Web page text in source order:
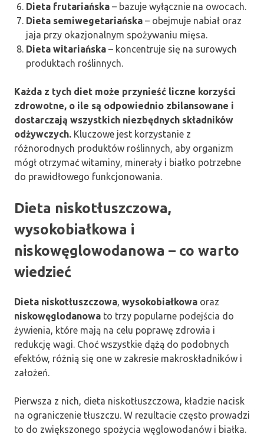
Dieta frutariańska – bazuje wyłącznie na owocach.
Dieta semiwegetariańska – obejmuje nabiał oraz
jaja przy okazjonalnym spożywaniu mięsa.
Dieta witariańska – koncentruje się na surowych
produktach roślinnych.
Każda z tych diet może przynieść liczne korzyści
zdrowotne, o ile są odpowiednio zbilansowane i
dostarczają wszystkich niezbędnych składników
odżywczych. Kluczowe jest korzystanie z
różnorodnych produktów roślinnych, aby organizm
mógł otrzymać witaminy, minerały i białko potrzebne
do prawidłowego funkcjonowania.
Dieta niskotłuszczowa,
wysokobiałkowa i
niskowęglowodanowa – co warto
wiedzieć
Dieta niskotłuszczowa, wysokobiałkowa oraz
niskowęglodanowa to trzy popularne podejścia do
żywienia, które mają na celu poprawę zdrowia i
redukcję wagi. Choć wszystkie dążą do podobnych
efektów, różnią się one w zakresie makroskładników i
założeń.
Pierwsza z nich, dieta niskotłuszczowa, kładzie nacisk
na ograniczenie tłuszczu. W rezultacie często prowadzi
to do zwiększonego spożycia węglowodanów i białka.